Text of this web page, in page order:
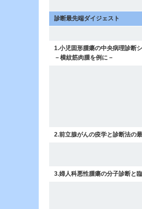
診断最先端ダイジェスト
1.小児固形腫瘍の中央病理診断
－横紋筋肉腫を例に－
2.前立腺がんの疫学と診断法の
3.婦人科悪性腫瘍の分子診断と